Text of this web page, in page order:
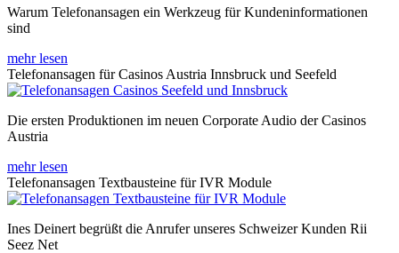
Warum Telefonansagen ein Werkzeug für Kundeninformationen
sind
mehr lesen
Telefonansagen für Casinos Austria Innsbruck und Seefeld
Die ersten Produktionen im neuen Corporate Audio der Casinos
Austria
mehr lesen
Telefonansagen Textbausteine für IVR Module
Ines Deinert begrüßt die Anrufer unseres Schweizer Kunden Rii
Seez Net